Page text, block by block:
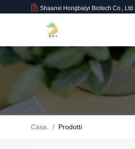
Shaanxi Hongbaiyi Biotech Co., Ltd.
Casa. / Prodotti